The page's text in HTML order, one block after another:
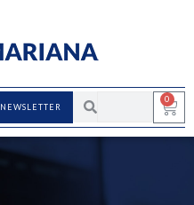
0
NEWSLETTER